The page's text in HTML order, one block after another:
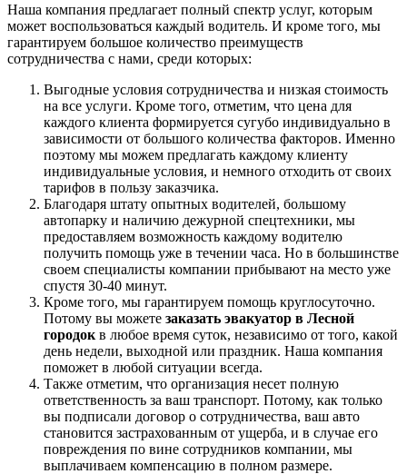
Наша компания предлагает полный спектр услуг, которым
может воспользоваться каждый водитель. И кроме того, мы
гарантируем большое количество преимуществ
сотрудничества с нами, среди которых:
Выгодные условия сотрудничества и низкая стоимость
на все услуги. Кроме того, отметим, что цена для
каждого клиента формируется сугубо индивидуально в
зависимости от большого количества факторов. Именно
поэтому мы можем предлагать каждому клиенту
индивидуальные условия, и немного отходить от своих
тарифов в пользу заказчика.
Благодаря штату опытных водителей, большому
автопарку и наличию дежурной спецтехники, мы
предоставляем возможность каждому водителю
получить помощь уже в течении часа. Но в большинстве
своем специалисты компании прибывают на место уже
спустя 30-40 минут.
Кроме того, мы гарантируем помощь круглосуточно.
Потому вы можете заказать эвакуатор в Лесной
городок в любое время суток, независимо от того, какой
день недели, выходной или праздник. Наша компания
поможет в любой ситуации всегда.
Также отметим, что организация несет полную
ответственность за ваш транспорт. Потому, как только
вы подписали договор о сотрудничества, ваш авто
становится застрахованным от ущерба, и в случае его
повреждения по вине сотрудников компании, мы
выплачиваем компенсацию в полном размере.